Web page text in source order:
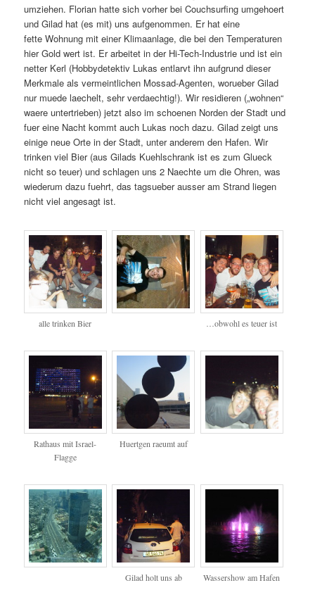
umziehen. Florian hatte sich vorher bei Couchsurfing umgehoert
und Gilad hat (es mit) uns aufgenommen. Er hat eine
fette Wohnung mit einer Klimaanlage, die bei den Temperaturen
hier Gold wert ist. Er arbeitet in der Hi-Tech-Industrie und ist ein
netter Kerl (Hobbydetektiv Lukas entlarvt ihn aufgrund dieser
Merkmale als vermeintlichen Mossad-Agenten, worueber Gilad
nur muede laechelt, sehr verdaechtig!). Wir residieren („wohnen“
waere untertrieben) jetzt also im schoenen Norden der Stadt und
fuer eine Nacht kommt auch Lukas noch dazu. Gilad zeigt uns
einige neue Orte in der Stadt, unter anderem den Hafen. Wir
trinken viel Bier (aus Gilads Kuehlschrank ist es zum Glueck
nicht so teuer) und schlagen uns 2 Naechte um die Ohren, was
wiederum dazu fuehrt, das tagsueber ausser am Strand liegen
nicht viel angesagt ist.
alle trinken Bier …obwohl es teuer ist
Rathaus mit Israel-
Flagge
Huertgen raeumt auf
Gilad holt uns ab Wassershow am Hafen